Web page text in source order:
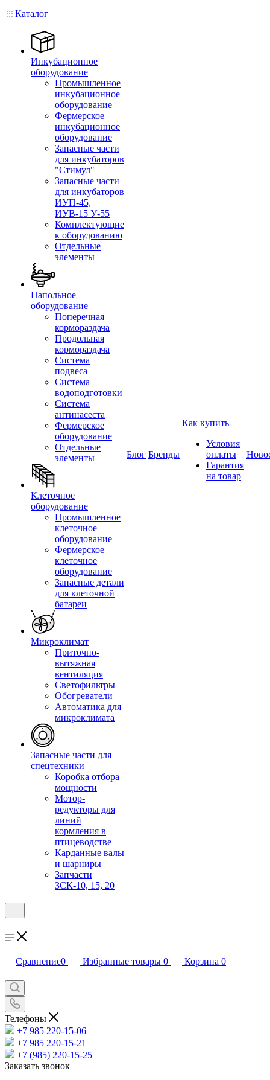
Каталог
Инкубационное
оборудование
Промышленное
инкубационное
оборудование
Фермерское
инкубационное
оборудование
Запасные части
для инкубаторов
"Стимул"
Запасные части
для инкубаторов
ИУП-45,
ИУВ-15 У-55
Комплектующие
к оборудованию
Отдельные
элементы
Напольное
оборудование
Поперечная
кормораздача
Продольная
кормораздача
Система
подвеса
Система
водоподготовки
Система
антинасеста
Фермерское
оборудование
Отдельные
элементы
Клеточное
оборудование
Промышленное
клеточное
оборудование
Фермерское
клеточное
оборудование
Запасные детали
для клеточной
батареи
Микроклимат
Приточно-
вытяжная
вентиляция
Светофильтры
Обогреватели
Автоматика для
микроклимата
Запасные части для
спецтехники
Коробка отбора
мощности
Мотор-
редукторы для
линий
кормления в
птицеводстве
Карданные валы
и шарниры
Запчасти
ЗСК-10, 15, 20
Блог Бренды
Как купить
Условия
оплаты
Гарантия
на товар
Сравнение0 Избранные товары 0 Корзина 0
Телефоны
+7 985 220-15-06
+7 985 220-15-21
+7 (985) 220-15-25
Заказать звонок